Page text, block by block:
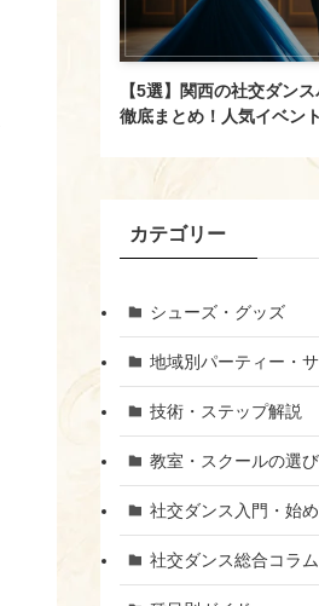
【5選】関西の社交ダン
徹底まとめ！人気イベン
カテゴリー
シューズ・グッズ
地域別パーティー・
技術・ステップ解説
教室・スクールの選
社交ダンス入門・始
社交ダンス総合コラム